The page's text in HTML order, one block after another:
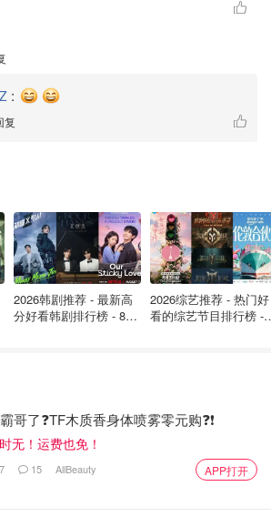
粉末 混入150g全脂牛奶搅拌均匀后加
蛋抽搅拌，等到混合溶液变得比较粘
:
复
2026韩剧推荐 - 最新高
分好看韩剧排行榜 - 8月
2026综艺推荐 - 热门好
看的综艺节目排行榜 -
哥了❓TF木质香身体喷雾零元购❓❗
无！运费也免！
7 15 AllBeauty APP打开